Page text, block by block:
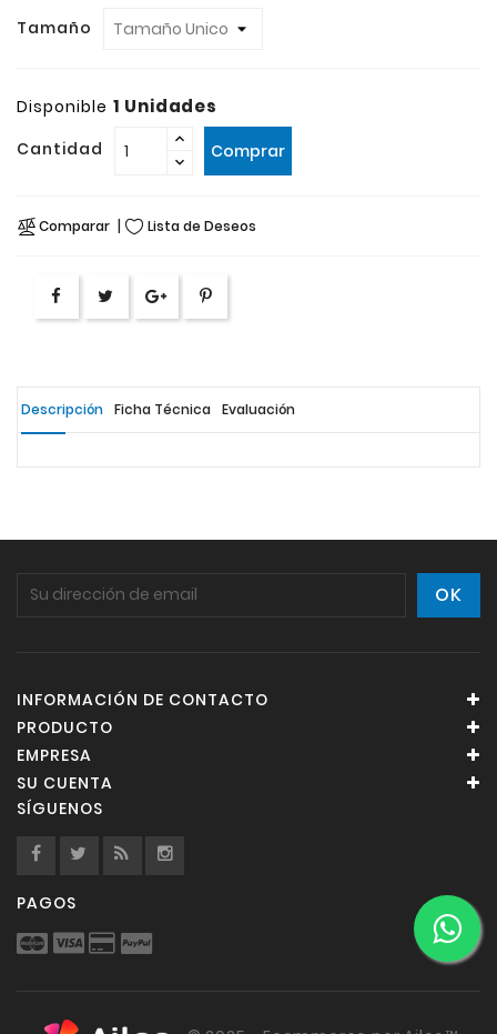
Tamaño
Disponible 1 Unidades
Cantidad Comprar
Comparar Lista de Deseos
Descripción Ficha Técnica Evaluación
INFORMACIÓN DE CONTACTO
PRODUCTO
EMPRESA
SU CUENTA
SÍGUENOS
PAGOS